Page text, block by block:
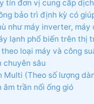
tín đơn vị cung cấp
bảo trì định kỳ có
như máy inverter,
lạnh phổ biến trên thị
theo loại máy và công
chuyên sâu
Multi (Theo số lượng
âm trần nối ống gió